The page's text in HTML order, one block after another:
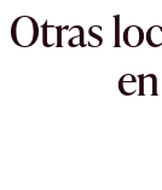
Otras